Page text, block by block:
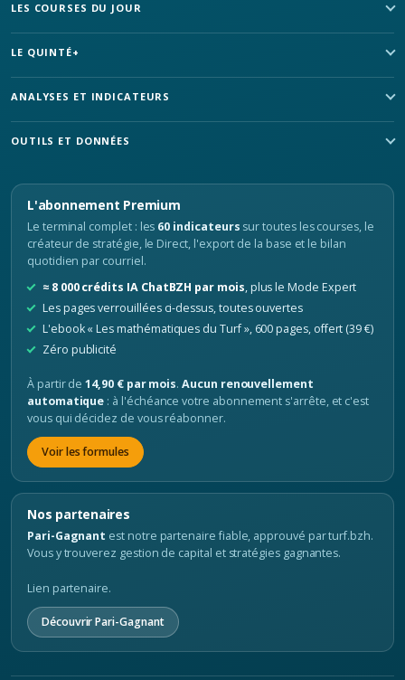
LES COURSES DU JOUR
LE QUINTÉ+
ANALYSES ET INDICATEURS
OUTILS ET DONNÉES
L'abonnement Premium
Le terminal complet : les 60 indicateurs sur toutes les courses, le
créateur de stratégie, le Direct, l'export de la base et le bilan
quotidien par courriel.
≈ 8 000 crédits IA ChatBZH par mois, plus le Mode Expert
Les pages verrouillées ci-dessus, toutes ouvertes
L'ebook « Les mathématiques du Turf », 600 pages, offert (39 €)
Zéro publicité
À partir de14,90 € par mois.Aucun renouvellement
automatique : à l'échéance votre abonnement s'arrête, et c'est
vous qui décidez de vous réabonner.
Voir les formules
Nos partenaires
Pari-Gagnant est notre partenaire fiable, approuvé par turf.bzh.
Vous y trouverez gestion de capital et stratégies gagnantes.
Lien partenaire.
Découvrir Pari-Gagnant